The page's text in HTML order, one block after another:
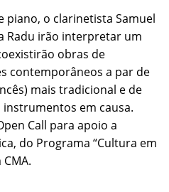
piano, o clarinetista Samuel
Radu irão interpretar um
obras de
contemporâneos a par de
mais tradicional e de
em causa.
Call para apoio a
do Programa “Cultura em